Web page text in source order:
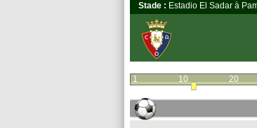
Stade : Estadio El Sadar à
1 10 20